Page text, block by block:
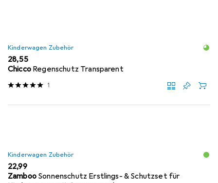
Kinderwagen Zubehör
EUR
28,55
Chicco Regenschutz Transparent
1
Kinderwagen Zubehör
EUR
22,99
Zamboo Sonnenschutz Erstlings- & Schutzset für